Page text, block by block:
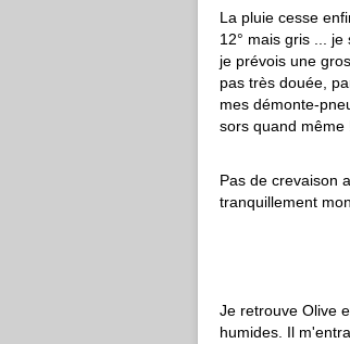
La pluie cesse
12° mais gris ...
je prévois une
pas très douée,
mes démonte-
sors quand même
Pas de crevaison
tranquillement
Je retrouve Olive
humides. Il